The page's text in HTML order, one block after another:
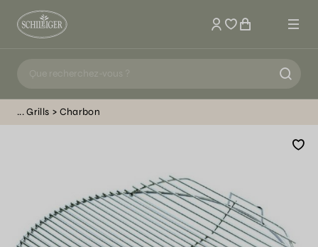
Mon compte
Grills Charbon